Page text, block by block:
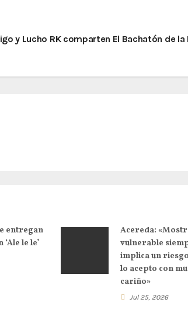
y Lucho RK comparten El Bachatón de la
entregan
le le’
Acereda:
vulnerable
implica un
lo acepto con
cariño»
Jul 25, 2026